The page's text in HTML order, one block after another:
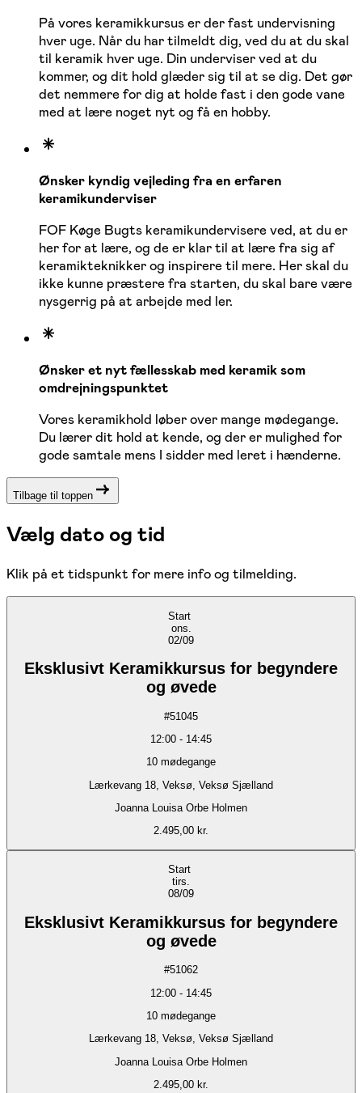
På vores keramikkursus er der fast undervisning
hver uge. Når du har tilmeldt dig, ved du at du skal
til keramik hver uge. Din underviser ved at du
kommer, og dit hold glæder sig til at se dig. Det gør
det nemmere for dig at holde fast i den gode vane
med at lære noget nyt og få en hobby.
Ønsker kyndig vejleding fra en erfaren
keramikunderviser
FOF Køge Bugts keramikundervisere ved, at du er
her for at lære, og de er klar til at lære fra sig af
keramikteknikker og inspirere til mere. Her skal du
ikke kunne præstere fra starten, du skal bare være
nysgerrig på at arbejde med ler.
Ønsker et nyt fællesskab med keramik som
omdrejningspunktet
Vores keramikhold løber over mange mødegange.
Du lærer dit hold at kende, og der er mulighed for
gode samtale mens I sidder med leret i hænderne.
Tilbage til toppen
Vælg dato og tid
Klik på et tidspunkt for mere info og tilmelding.
Start
ons.
02/09
Eksklusivt Keramikkursus for begyndere
og øvede
#51045
12:00 - 14:45
10 mødegange
Lærkevang 18, Veksø, Veksø Sjælland
Joanna Louisa Orbe Holmen
2.495,00 kr.
Start
tirs.
08/09
Eksklusivt Keramikkursus for begyndere
og øvede
#51062
12:00 - 14:45
10 mødegange
Lærkevang 18, Veksø, Veksø Sjælland
Joanna Louisa Orbe Holmen
2.495,00 kr.